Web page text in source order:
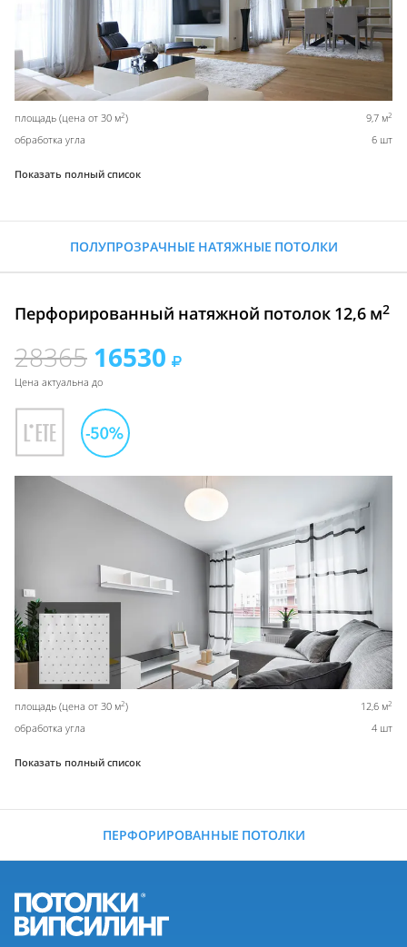
площадь (цена от 30 м2) 9,7 м2
обработка угла 6 шт
Показать полный список
ПОЛУПРОЗРАЧНЫЕ НАТЯЖНЫЕ ПОТОЛКИ
Перфорированный натяжной потолок 12,6 м2
28365 16530
Цена актуальна до
площадь (цена от 30 м2) 12,6 м2
обработка угла 4 шт
Показать полный список
ПЕРФОРИРОВАННЫЕ ПОТОЛКИ